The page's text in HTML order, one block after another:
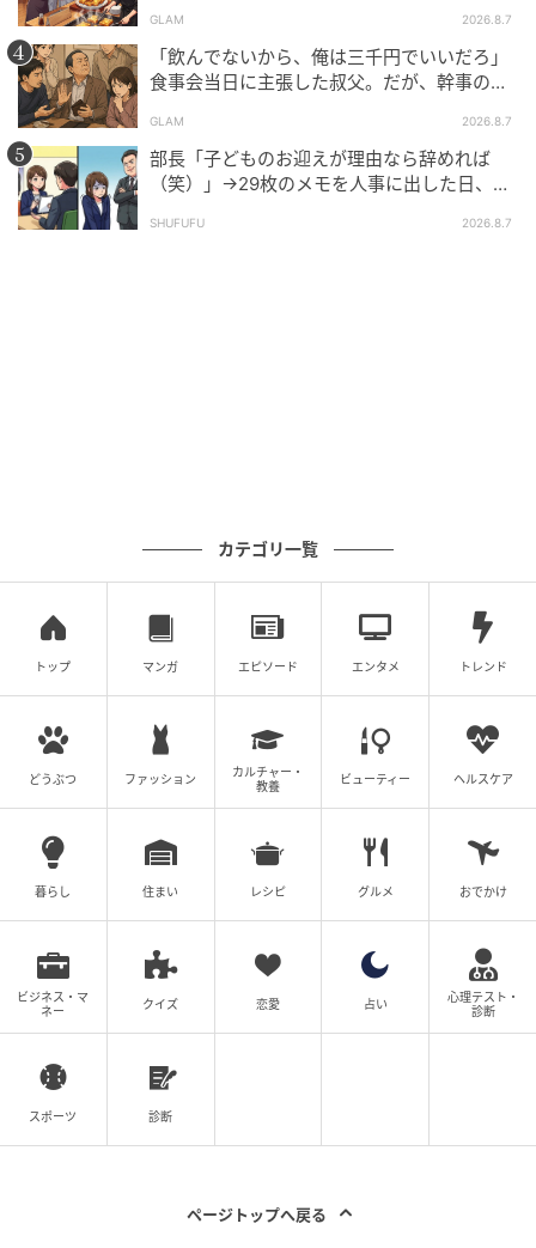
れ、恥ずかしさでいっぱいになりました。
後になって、
もともとアレルギー体質の私は、線香に
以来、葬儀に出席
るようにしています。
◇◇◇◇◇
せっかく笑顔で見送ろうと思っていたのに複雑な心境
になった出来事でしたが、もしやらかしてしまって
も、まずは冷静に対処する――そう学んだ出来事で
す。
著者：白城ゆり／30代女性・主婦
イラスト：もふたむ
まとめ
とした瞬間に日常の素の自分が顔を出してしまう。そ
GLAM 2026.8.7
「飲んでないから、俺は三千円でいいだろ」
食事会当日に主張した叔父。だが、幹事のい
GLAM 2026.8.7
部長「子どものお迎えが理由なら辞めれば
（笑）」→29枚のメモを人事に出した日、部
SHUFUFU 2026.8.7
カテゴリ一覧
トップ マンガ エピソード エンタメ トレンド
どうぶつ ファッション
カルチャー・
教養
ビューティー ヘルスケア
暮らし 住まい レシピ グルメ おでかけ
ビジネス・マ
ネー
クイズ 恋愛 占い
心理テスト・
診断
スポーツ 診断
ページトップへ戻る